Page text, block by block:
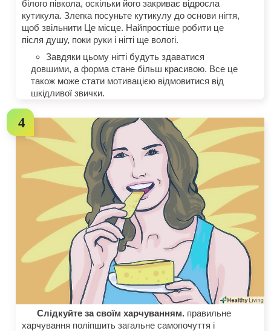
білого півкола, оскільки його закриває відросла
кутикула. Злегка посуньте кутикулу до основи нігтя,
щоб звільнити Це місце. Найпростіше робити це
після душу, поки руки і нігті ще вологі.
Завдяки цьому нігті будуть здаватися
довшими, а форма стане більш красивою. Все це
також може стати мотивацією відмовитися від
шкідливої звички.
Слідкуйте за своїм харчуванням. правильне
харчування поліпшить загальне самопочуття і